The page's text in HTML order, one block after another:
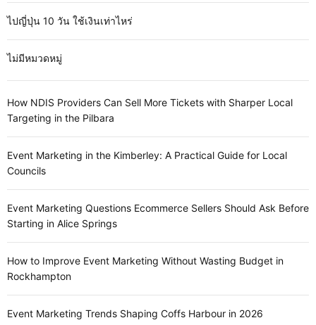
ไปญี่ปุ่น 10 วัน ใช้เงินเท่าไหร่
ไม่มีหมวดหมู่
How NDIS Providers Can Sell More Tickets with Sharper Local
Targeting in the Pilbara
Event Marketing in the Kimberley: A Practical Guide for Local
Councils
Event Marketing Questions Ecommerce Sellers Should Ask Before
Starting in Alice Springs
How to Improve Event Marketing Without Wasting Budget in
Rockhampton
Event Marketing Trends Shaping Coffs Harbour in 2026